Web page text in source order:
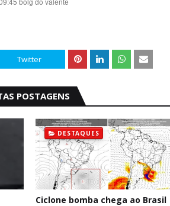
Twitter
POSTAGENS
DESTAQUES
Ciclone bomba chega ao Brasil